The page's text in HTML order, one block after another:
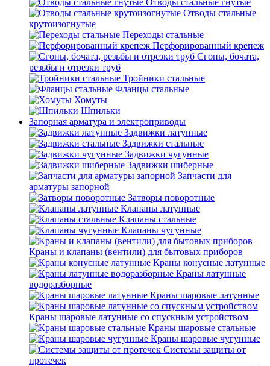
Отводы стальные гнутые
Отводы стальные
крутоизогнутые
Переходы стальные
Перфорированный крепеж
Сгоны, бочата,
резьбы и отрезки труб
Тройники стальные
Фланцы стальные
Хомуты
Шпильки
Запорная арматура и электроприводы
Задвижки латунные
Задвижки стальные
Задвижки чугунные
Задвижки шиберные
Запчасти для
арматуры запорной
Затворы поворотные
Клапаны латунные
Клапаны стальные
Клапаны чугунные
Краны и клапаны (вентили) для бытовых приборов
Краны конусные латунные
Краны латунные
водоразборные
Краны шаровые латунные
Краны шаровые латунные со спускным устройством
Краны шаровые стальные
Краны шаровые чугунные
Системы защиты от
протечек